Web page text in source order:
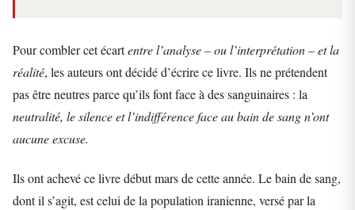
Pour combler cet écartentre l’analyse – ou l’interprétation – et la
réalité, les auteurs ont décidé d’écrire ce livre. Ils ne prétendent
pas être neutres parce qu’ils font face à des sanguinaires : la
neutralité, le silence et l’indifférence face au bain de sang n’ont
aucune excuse.
Ils ont achevé ce livre début mars de cette année. Le bain de sang,
dont il s’agit, est celui de la population iranienne, versé par la